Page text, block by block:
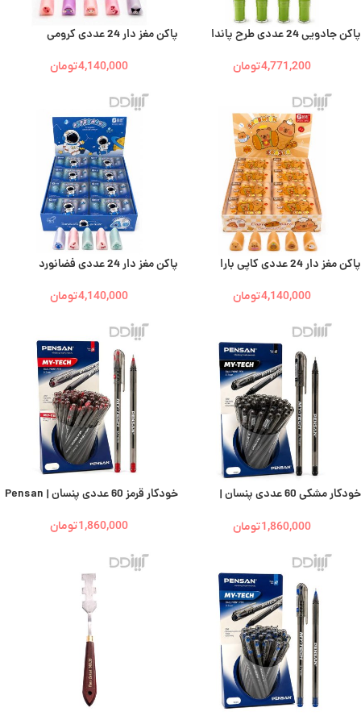
پاکن جادویی 24 عددی طرح پاندا
4,771,200تومان
پاکن مغز دار 24 عددی کرومی
4,140,000تومان
پاکن مغز دار 24 عددی کاپی بارا
4,140,000تومان
پاکن مغز دار 24 عددی فضانورد
4,140,000تومان
خودکار مشکی 60 عددی پنسان |
1,860,000تومان
خودکار قرمز 60 عددی پنسان | Pensan
1,860,000تومان